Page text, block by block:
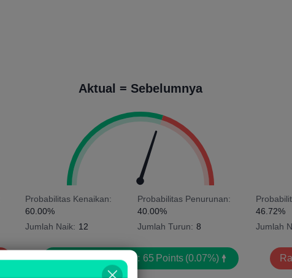
Aktual = Sebelumnya
Probabilitas Kenaikan:
60.00%
Jumlah Naik: 12
Probabilitas Penurunan:
40.00%
Jumlah Turun: 8
Rata-rata Volatilitas: 65 Points (0.07%)
46.72%
Jumlah